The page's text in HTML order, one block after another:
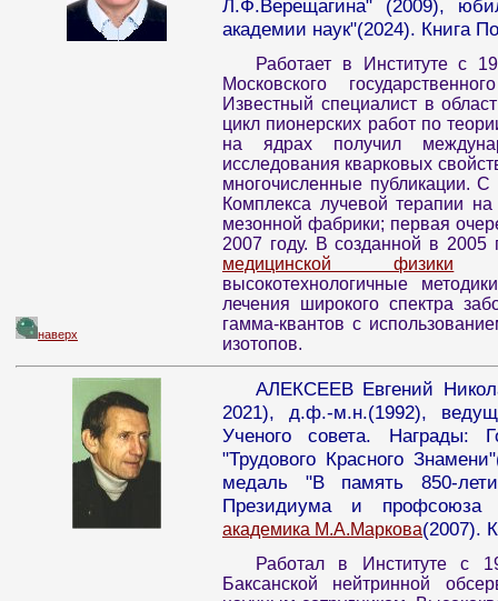
Л.Ф.Верещагина" (2009),
академии наук"(2024). Книга
Работает в Институте с
Московского
Известный специалист в
цикл пионерских работ по
на ядрах получил
исследования кварковых
многочисленные публикации.
Комплекса лучевой терапии
мезонной фабрики; первая
2007 году. В созданной в 2005
медицинской физики
высокотехнологичные
лечения широкого спектра
гамма-квантов с
изотопов.
наверх
АЛЕКСЕЕВ Евгений
2021), д.ф.-м.н.(1992),
Ученого совета. Награды:
"Трудового Красного
медаль "В память 850-
Президиума и профсоюза
академика М.А.Маркова(2007).
Работал в Институте с
Баксанской нейтринной